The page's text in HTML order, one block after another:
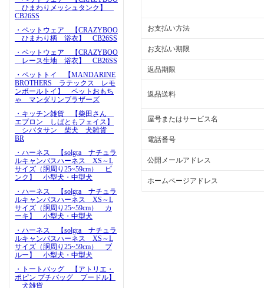
ひまわりメッシュタンク】
CB26SS
・ペットウェア 【CRAZYBOO
ひまわり柄 浴衣】 CB26SS
・ペットウェア 【CRAZYBOO
レース生地 浴衣】 CB26SS
・ペットトイ 【MANDARINE
BROTHERS ラテックス レモ
ンボールトイ】 ペットおもち
ゃ マンダリンブラザーズ
・キッチン雑貨 【柴田さん
エプロン しばともフェイス】
シバタサン 柴犬 犬雑貨
BR
・ハーネス 【solgra ナチュラ
ルキャンバスハーネス XS～L
サイズ（胴周り25~59cm） ピ
ンク】 小型犬・中型犬
・ハーネス 【solgra ナチュラ
ルキャンバスハーネス XS～L
サイズ（胴周り25~59cm） カ
ーキ】 小型犬・中型犬
・ハーネス 【solgra ナチュラ
ルキャンバスハーネス XS～L
サイズ（胴周り25~59cm） ブ
ルー】 小型犬・中型犬
・トートバッグ 【アトリエ・
ポピン プチバッグ プードル】
犬雑貨
お支払い方法
お支払い期限
返品期限
返品送料
屋号またはサービス名
電話番号
公開メールアドレス
ホームページアドレス